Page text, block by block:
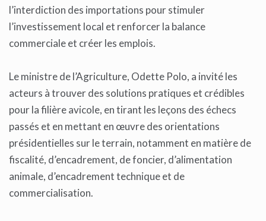
l’interdiction des importations pour stimuler
l’investissement local et renforcer la balance
commerciale et créer les emplois.
Le ministre de l’Agriculture, Odette Polo, a invité les
acteurs à trouver des solutions pratiques et crédibles
pour la filière avicole, en tirant les leçons des échecs
passés et en mettant en œuvre des orientations
présidentielles sur le terrain, notamment en matière de
fiscalité, d’encadrement, de foncier, d’alimentation
animale, d’encadrement technique et de
commercialisation.